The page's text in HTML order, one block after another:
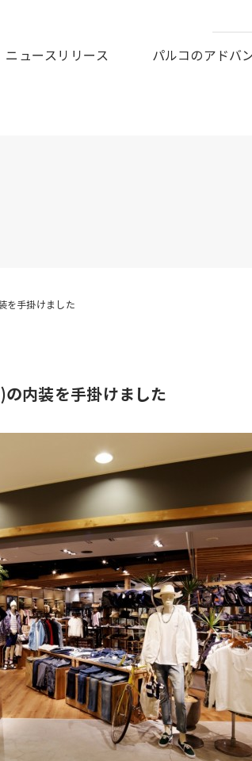
しあげますとともに、被災地の一日も早
ニュースリリース パルコのアドバ
の内装を手掛けました
を手掛けました